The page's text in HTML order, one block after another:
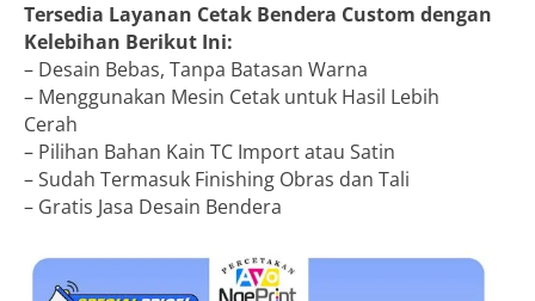
Tersedia Layanan Cetak Bendera Custom dengan
Kelebihan Berikut Ini:
– Desain Bebas, Tanpa Batasan Warna
– Menggunakan Mesin Cetak untuk Hasil Lebih
Cerah
– Pilihan Bahan Kain TC Import atau Satin
– Sudah Termasuk Finishing Obras dan Tali
– Gratis Jasa Desain Bendera